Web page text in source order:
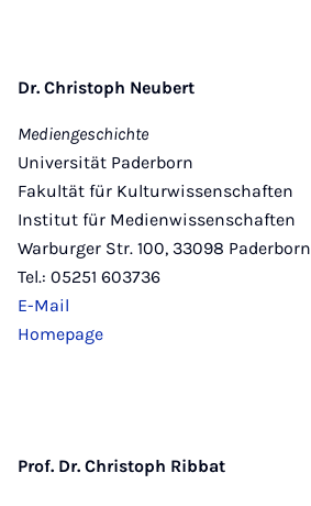
Dr. Christoph Neubert
Mediengeschichte
Universität Paderborn
Fakultät für Kulturwissenschaften
Institut für Medienwissenschaften
Warburger Str. 100, 33098 Paderborn
Tel.: 05251 603736
E-Mail
Homepage
Prof. Dr. Christoph Ribbat